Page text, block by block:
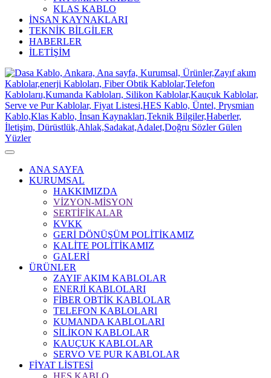
KLAS KABLO
İNSAN KAYNAKLARI
TEKNİK BİLGİLER
HABERLER
İLETİŞİM
ANA SAYFA
KURUMSAL
HAKKIMIZDA
VİZYON-MİSYON
SERTİFİKALAR
KVKK
GERİ DÖNÜŞÜM POLİTİKAMIZ
KALİTE POLİTİKAMIZ
GALERİ
ÜRÜNLER
ZAYIF AKIM KABLOLAR
ENERJİ KABLOLARI
FİBER OBTİK KABLOLAR
TELEFON KABLOLARI
KUMANDA KABLOLARI
SİLİKON KABLOLAR
KAUÇUK KABLOLAR
SERVO VE PUR KABLOLAR
FİYAT LİSTESİ
HES KABLO